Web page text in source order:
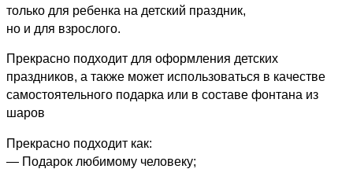
только для ребенка на детский праздник,
но и для взрослого.
Прекрасно подходит для оформления детских
праздников, а также может использоваться в качестве
самостоятельного подарка или в составе фонтана из
шаров
Прекрасно подходит как:
— Подарок любимому человеку;